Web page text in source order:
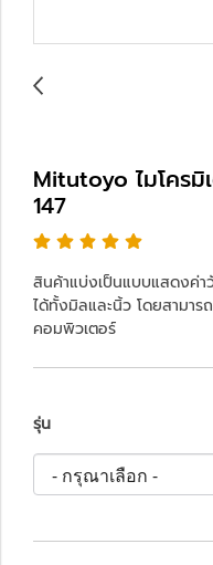
Mitutoyo ไมโคร
147
สินค้าแบ่งเป็นแบบแสดงค่า
ได้ทั้งมิลและนิ้ว โดยสามา
คอมพิวเตอร์
รุ่น